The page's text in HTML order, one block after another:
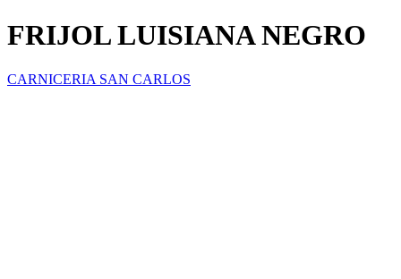
FRIJOL LUISIANA NEGRO
CARNICERIA SAN CARLOS